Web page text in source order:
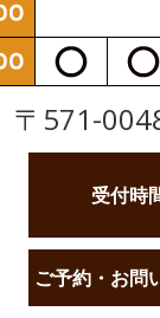
〒571-
受付時
ご予約・お問